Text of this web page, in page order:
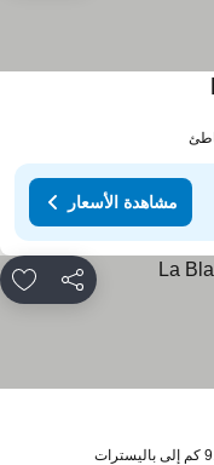
مشاهدة الأسعار
مشاركة